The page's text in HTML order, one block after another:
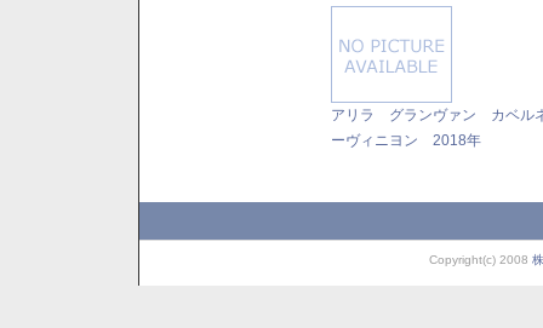
アリラ グランヴァン カベル
ーヴィニヨン 2018年
Copyright(c) 2008